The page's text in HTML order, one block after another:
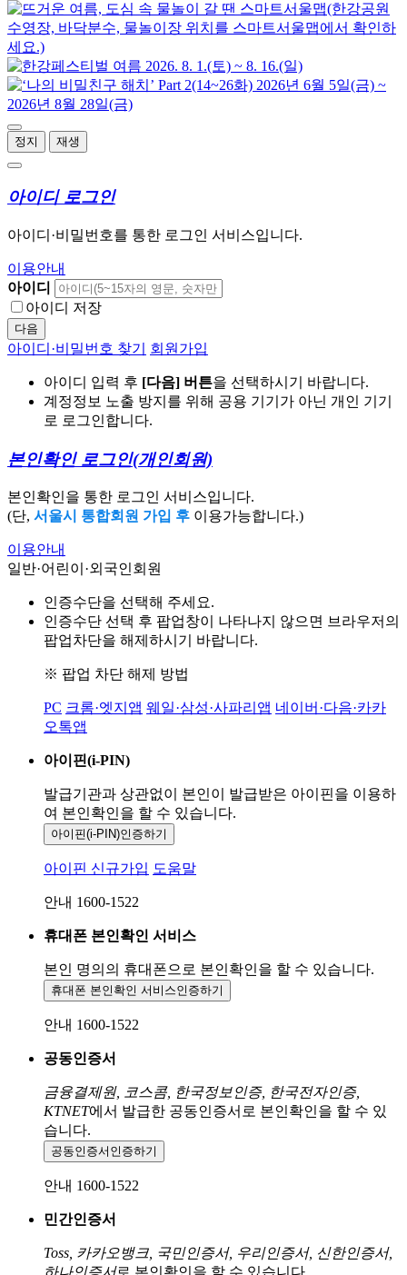
정지 재생
아이디 로그인
아이디·비밀번호를 통한 로그인 서비스입니다.
이용안내
아이디
아이디 저장
다음
아이디·비밀번호 찾기 회원가입
아이디 입력 후 [다음] 버튼을 선택하시기 바랍니다.
계정정보 노출 방지를 위해 공용 기기가 아닌 개인 기기
로 로그인합니다.
본인확인 로그인(개인회원)
본인확인을 통한 로그인 서비스입니다.
(단, 서울시 통합회원 가입 후 이용가능합니다.)
이용안내
일반·어린이·외국인회원
인증수단을 선택해 주세요.
인증수단 선택 후 팝업창이 나타나지 않으면 브라우저의
팝업차단을 해제하시기 바랍니다.
※ 팝업 차단 해제 방법
PC 크롬·엣지앱 웨일·삼성·사파리앱 네이버·다음·카카
오톡앱
아이핀(i-PIN)
발급기관과 상관없이 본인이 발급받은 아이핀을 이용하
여 본인확인을 할 수 있습니다.
아이핀(i-PIN)인증하기
아이핀 신규가입 도움말
안내 1600-1522
휴대폰 본인확인 서비스
본인 명의의 휴대폰으로 본인확인을 할 수 있습니다.
휴대폰 본인확인 서비스인증하기
안내 1600-1522
공동인증서
금융결제원, 코스콤, 한국정보인증, 한국전자인증,
KTNET에서 발급한 공동인증서로 본인확인을 할 수 있
습니다.
공동인증서 인증하기
안내 1600-1522
민간인증서
Toss, 카카오뱅크, 국민인증서, 우리인증서, 신한인증서,